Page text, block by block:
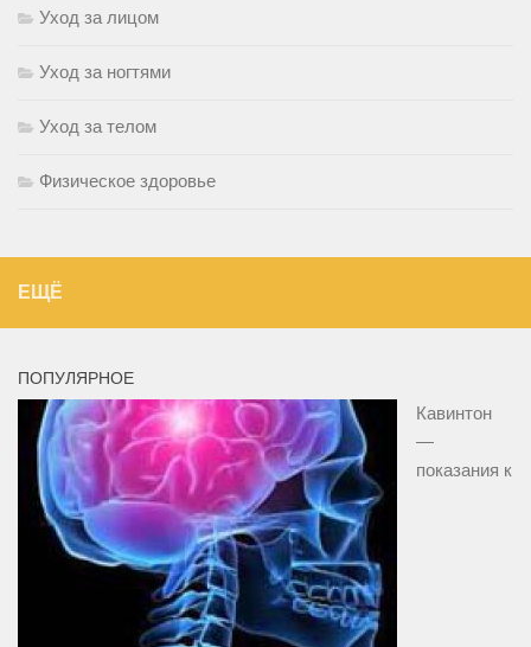
Уход за лицом
Уход за ногтями
Уход за телом
Физическое здоровье
ЕЩЁ
ПОПУЛЯРНОЕ
Кавинтон
—
показания к